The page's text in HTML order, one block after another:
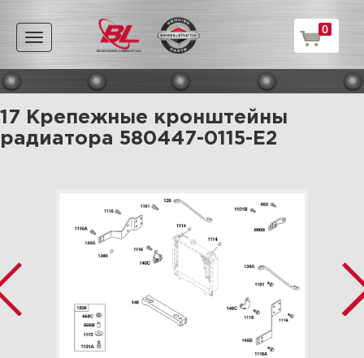
Toggle
navigation
0
17 Крепежные кронштейны
радиатора 580447-0115-E2